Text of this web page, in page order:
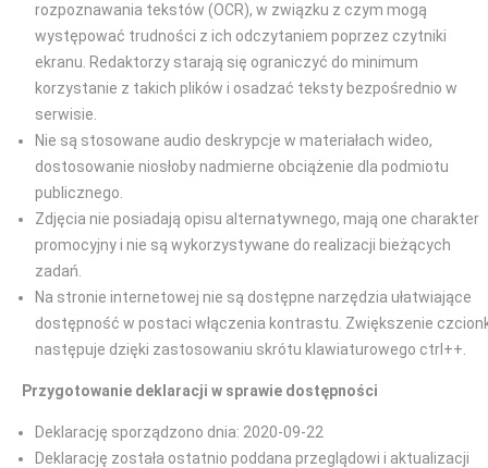
rozpoznawania tekstów (OCR), w związku z czym mogą
występować trudności z ich odczytaniem poprzez czytniki
ekranu. Redaktorzy starają się ograniczyć do minimum
korzystanie z takich plików i osadzać teksty bezpośrednio w
serwisie.
Nie są stosowane audio deskrypcje w materiałach wideo,
dostosowanie niosłoby nadmierne obciążenie dla podmiotu
publicznego.
Zdjęcia nie posiadają opisu alternatywnego, mają one charakter
promocyjny i nie są wykorzystywane do realizacji bieżących
zadań.
Na stronie internetowej nie są dostępne narzędzia ułatwiające
dostępność w postaci włączenia kontrastu. Zwiększenie
następuje dzięki zastosowaniu skrótu klawiaturowego ctrl++.
Przygotowanie deklaracji w sprawie dostępności
Deklarację sporządzono dnia: 2020-09-22
Deklarację została ostatnio poddana przeglądowi i aktualizacji